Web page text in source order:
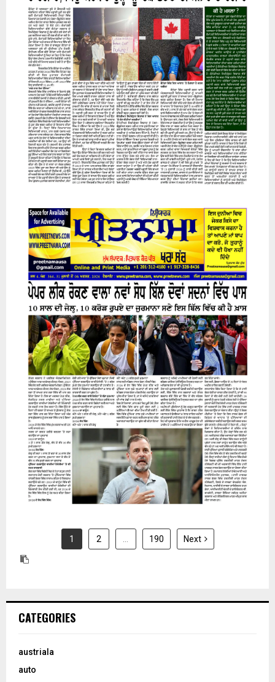
07 August 2026
31 July 2026
1 2 … 190 Next
CATEGORIES
austriala
auto